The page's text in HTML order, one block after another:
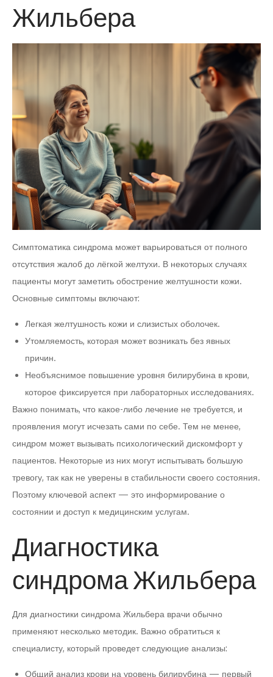
Жильбера
Симптоматика синдрома может варьироваться от полного
отсутствия жалоб до лёгкой желтухи. В некоторых случаях
пациенты могут заметить обострение желтушности кожи.
Основные симптомы включают:
Легкая желтушность кожи и слизистых оболочек.
Утомляемость, которая может возникать без явных
причин.
Необъяснимое повышение уровня билирубина в крови,
которое фиксируется при лабораторных исследованиях.
Важно понимать, что какое-либо лечение не требуется, и
проявления могут исчезать сами по себе. Тем не менее,
синдром может вызывать психологический дискомфорт у
пациентов. Некоторые из них могут испытывать большую
тревогу, так как не уверены в стабильности своего состояния.
Поэтому ключевой аспект — это информирование о
состоянии и доступ к медицинским услугам.
Диагностика
синдрома Жильбера
Для диагностики синдрома Жильбера врачи обычно
применяют несколько методик. Важно обратиться к
специалисту, который проведет следующие анализы:
Общий анализ крови на уровень билирубина — первый